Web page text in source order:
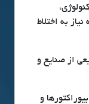
به اختلاط
از صنایع و
و